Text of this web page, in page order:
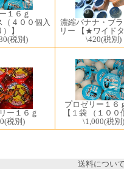
ー１６ｇ
（４００個入
）】
(税別)
濃縮バナナ・ブ
リー 【★ワイド
\420(税別)
ー１６ｇ
(税別)
プロゼリー
【１袋 （１００
\1,000(税別)
送料につい